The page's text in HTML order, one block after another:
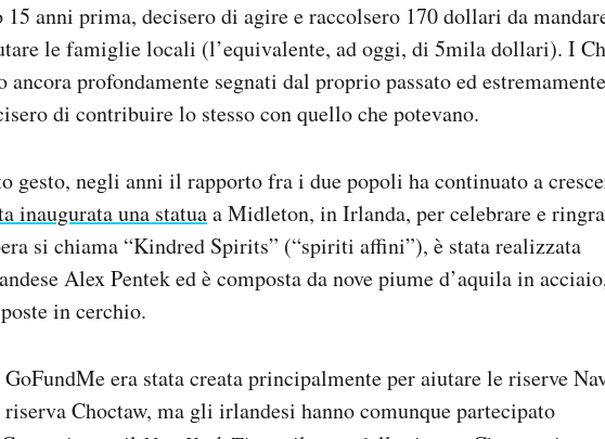
15 anni prima, decisero di agire e raccolsero 170 dollari da
le famiglie locali (l’equivalente, ad oggi, di 5mila dollari). I
ancora profondamente segnati dal proprio passato ed estremamente
di contribuire lo stesso con quello che potevano.
gesto, negli anni il rapporto fra i due popoli ha continuato a
inaugurata una statuaa Midleton, in Irlanda, per celebrare e
si chiama “Kindred Spirits” (“spiriti affini”), è stata realizzata
Alex Pentek ed è composta da nove piume d’aquila in
in cerchio.
era stata creata principalmente per aiutare le riserve
Choctaw, ma gli irlandesi hanno comunque partecipato